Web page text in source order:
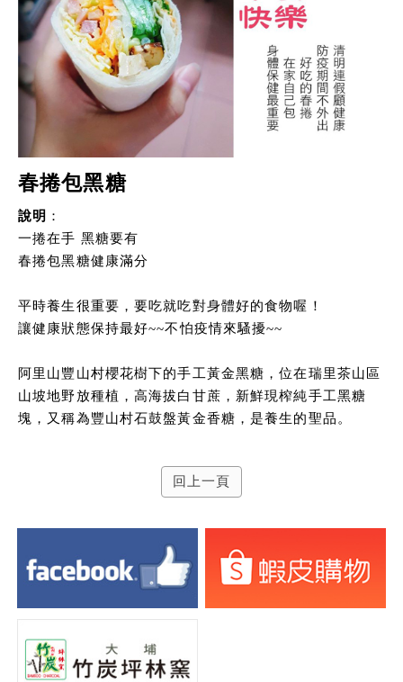
春捲包黑糖
說明 ：
一捲在手 黑糖要有
春捲包黑糖健康滿分
平時養生很重要，要吃就吃對身體好的食物喔！
讓健康狀態保持最好~~不怕疫情來騷擾~~
阿里山豐山村櫻花樹下的手工黃金黑糖，位在瑞里茶山區
山坡地野放種植，高海拔白甘蔗，新鮮現榨純手工黑糖
塊，又稱為豐山村石鼓盤黃金香糖，是養生的聖品。
回上一頁